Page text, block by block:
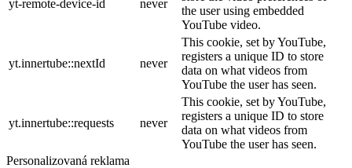
yt-remote-device-id never
the user using embedded
YouTube video.
yt.innertube::nextId never
This cookie, set by YouTube,
registers a unique ID to store
data on what videos from
YouTube the user has seen.
yt.innertube::requests never
This cookie, set by YouTube,
registers a unique ID to store
data on what videos from
YouTube the user has seen.
Personalizovaná reklama